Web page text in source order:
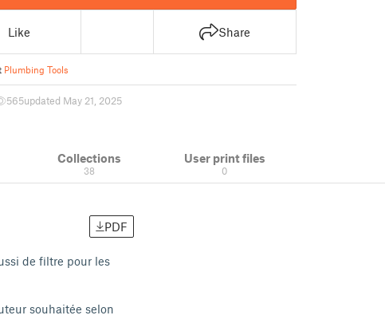
Like Share
Plumbing Tools
565updated May 21, 2025
Collections
38
User print files
0
PDF
de filtre pour les
souhaitée selon